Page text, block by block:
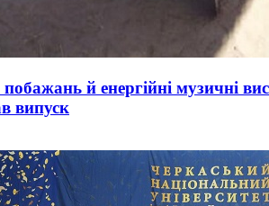
й енергійні музичні
випуск